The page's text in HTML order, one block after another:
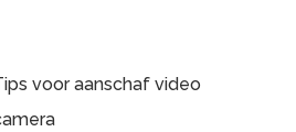
voor aanschaf video